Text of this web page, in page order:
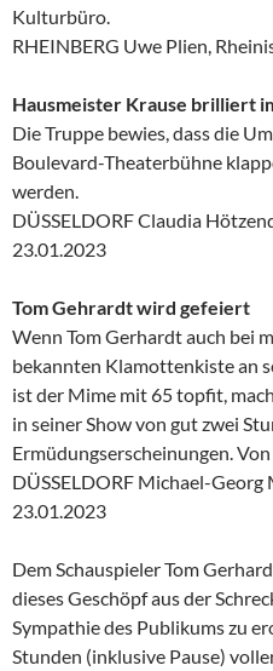
Kulturbüro.
RHEINBERG Uwe Plien,
Hausmeister Krause brilliert
Die Truppe bewies, dass die
Boulevard-Theaterbühne
werden.
DÜSSELDORF Claudia
23.01.2023
Tom Gehrardt wird gefeiert
Wenn Tom Gerhardt auch bei
bekannten Klamottenkiste an
ist der Mime mit 65 topfit,
in seiner Show von gut zwei
Ermüdungserscheinungen.
DÜSSELDORF Michael-Georg
23.01.2023
Dem Schauspieler Tom
dieses Geschöpf aus der
Sympathie des Publikums zu
Stunden (inklusive Pause)